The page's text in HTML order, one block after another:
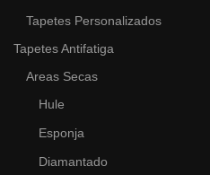
Tapetes Personalizados
Tapetes Antifatiga
Areas Secas
Hule
Esponja
Diamantado